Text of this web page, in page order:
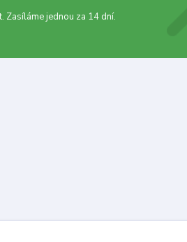
Zasíláme jednou za 14 dní.